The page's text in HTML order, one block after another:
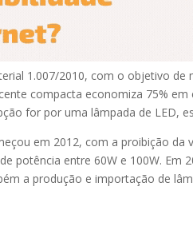
1.007/2010, com o objetivo de
compacta economiza 75%
for por uma lâmpada de LED,
em 2012, com a proibição da
potência entre 60W e 100W. Em
a produção e importação de